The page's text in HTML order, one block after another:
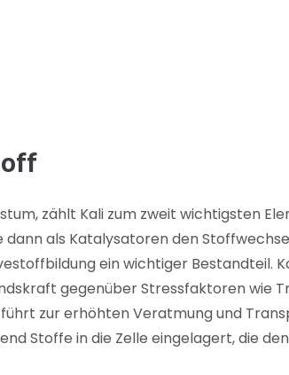
zählt Kali zum zweit wichtigsten
als Katalysatoren den
ein wichtiger Bestandteil.
gegenüber Stressfaktoren wie
zur erhöhten Veratmung und
Stoffe in die Zelle eingelagert, die